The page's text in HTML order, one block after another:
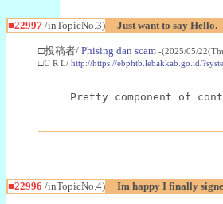
■22997 /inTopicNo.3) Just want to say Hello.
□投稿者/ Phising dan scam -(2025/05/
□U R L/ http://https://ebphtb.lebakkab.go.id/
Pretty component of
■22996 /inTopicNo.4) Im happy I finally